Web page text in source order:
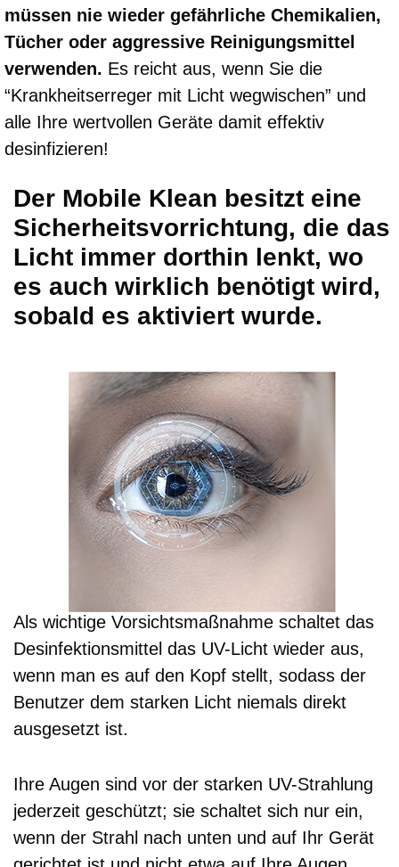
müssen nie wieder gefährliche Chemikalien,
Tücher oder aggressive Reinigungsmittel
verwenden. Es reicht aus, wenn Sie die
“Krankheitserreger mit Licht wegwischen” und
alle Ihre wertvollen Geräte damit effektiv
desinfizieren!
Der Mobile Klean besitzt eine
Sicherheitsvorrichtung, die das
Licht immer dorthin lenkt, wo
es auch wirklich benötigt wird,
sobald es aktiviert wurde.
Als wichtige Vorsichtsmaßnahme schaltet das
Desinfektionsmittel das UV-Licht wieder aus,
wenn man es auf den Kopf stellt, sodass der
Benutzer dem starken Licht niemals direkt
ausgesetzt ist.
Ihre Augen sind vor der starken UV-Strahlung
jederzeit geschützt; sie schaltet sich nur ein,
wenn der Strahl nach unten und auf Ihr Gerät